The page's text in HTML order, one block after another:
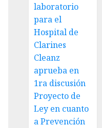
laboratorio
para el
Hospital de
Clarines
Cleanz
aprueba en
1ra discusión
Proyecto de
Ley en cuanto
a Prevención